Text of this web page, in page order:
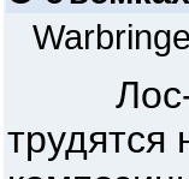
Лос-
трудятся